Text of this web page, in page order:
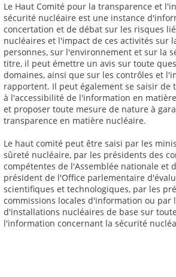
Le Haut Comité pour la transparence et
sécurité nucléaire est une instance
concertation et de débat sur les risques
nucléaires et l'impact de ces activités sur
personnes, sur l'environnement et sur la
titre, il peut émettre un avis sur toute
domaines, ainsi que sur les contrôles et
rapportent. Il peut également se saisir de
à l'accessibilité de l'information en
et proposer toute mesure de nature à
transparence en matière nucléaire.
Le haut comité peut être saisi par les
sûreté nucléaire, par les présidents des
compétentes de l'Assemblée nationale et
président de l'Office parlementaire
scientifiques et technologiques, par les
commissions locales d'information ou par
d'installations nucléaires de base sur
l'information concernant la sécurité